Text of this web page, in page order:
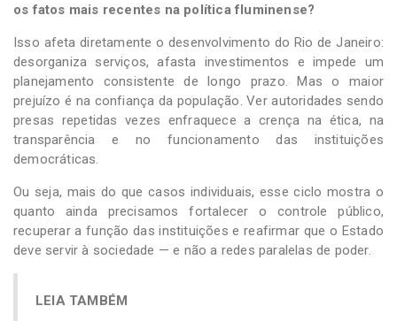
os fatos mais recentes na política fluminense?
Isso afeta diretamente o desenvolvimento do Rio de Janeiro:
desorganiza serviços, afasta investimentos e impede um
planejamento consistente de longo prazo. Mas o maior
prejuízo é na confiança da população. Ver autoridades sendo
presas repetidas vezes enfraquece a crença na ética, na
transparência e no funcionamento das instituições
democráticas.
Ou seja, mais do que casos individuais, esse ciclo mostra o
quanto ainda precisamos fortalecer o controle público,
recuperar a função das instituições e reafirmar que o Estado
deve servir à sociedade — e não a redes paralelas de poder.
LEIA TAMBÉM